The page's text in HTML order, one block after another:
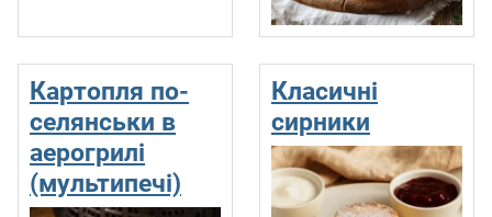
Картопля по-
селянськи в
аерогрилі
(мультипечі)
Класичні
сирники